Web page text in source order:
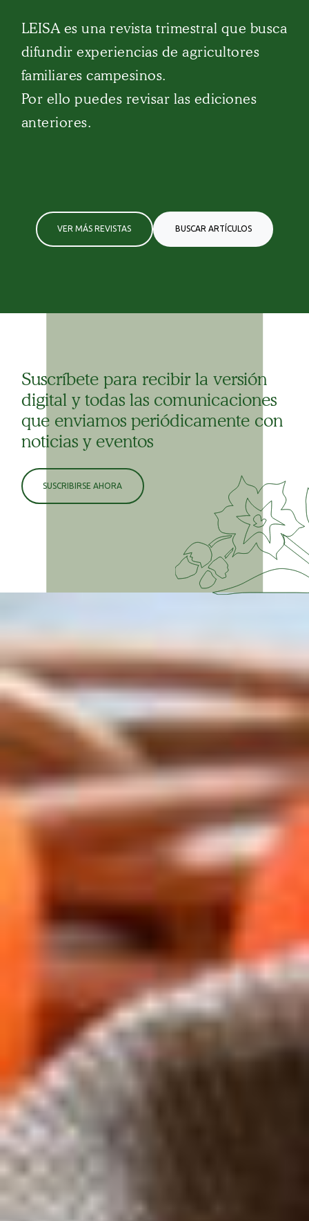
LEISA es una revista trimestral que busca
difundir experiencias de agricultores
familiares campesinos.
Por ello puedes revisar las ediciones
anteriores.
VER MÁS REVISTAS BUSCAR ARTÍCULOS
Suscríbete para recibir la versión
digital y todas las comunicaciones
que enviamos periódicamente con
noticias y eventos
SUSCRIBIRSE AHORA